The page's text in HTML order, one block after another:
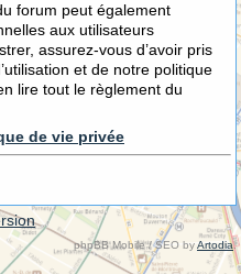
forum peut également
aux utilisateurs
assurez-vous d’avoir pris
et de notre politique
lire tout le règlement du
de vie privée
phpBB Mobile / SEO byArtodia.